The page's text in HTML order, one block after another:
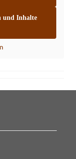
und Inhalte